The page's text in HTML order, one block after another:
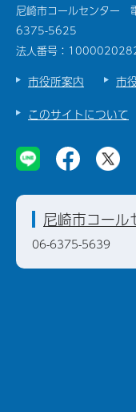
尼崎市コールセンタ
6375-5625
法人番号：
市役所案内 市
このサイトについて
尼崎市コール
06-6375-5639